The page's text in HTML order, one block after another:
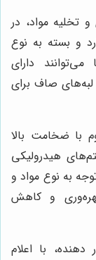
و تخلیه مواد، در
و بسته به نوع
دارای
صاف برای
با ضخامت بالا
هیدرولیکی
به نوع مواد و
و کاهش
با اعلام